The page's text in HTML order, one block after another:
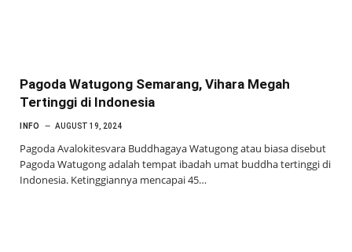
Pagoda Watugong Semarang, Vihara Megah
Tertinggi di Indonesia
INFO AUGUST 19, 2024
Pagoda Avalokitesvara Buddhagaya Watugong atau biasa disebut
Pagoda Watugong adalah tempat ibadah umat buddha tertinggi di
Indonesia. Ketinggiannya mencapai 45…